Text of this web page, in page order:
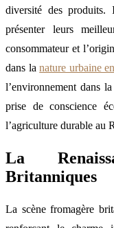
diversité des produits.
présenter leurs
consommateur et
dans lanature urbaine
l’environnement dans
prise de conscience
l’agriculture durable au
La
Britanniques
La scène fromagère